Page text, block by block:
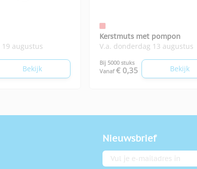
19 augustus
Bekijk
Kerstmuts met pompon
V.a. donderdag 13 augustus
Bij 5000 stuks
Vanaf € 0,35 Bekijk
Nieuwsbrief
E-mailadres